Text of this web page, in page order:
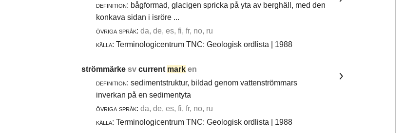
definition: bågformad, glacigen spricka på yta av berghäll, med den
konkava sidan i isröre ...
övriga språk: da, de, es, fi, fr, no, ru
källa: Terminologicentrum TNC: Geologisk ordlista | 1988
strömmärke sv current mark en
definition: sedimentstruktur, bildad genom vattenströmmars
inverkan på en sedimentyta
övriga språk: da, de, es, fi, fr, no, ru
källa: Terminologicentrum TNC: Geologisk ordlista | 1988